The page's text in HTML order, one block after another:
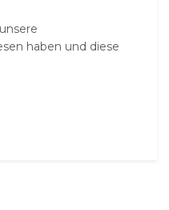
haben und diese